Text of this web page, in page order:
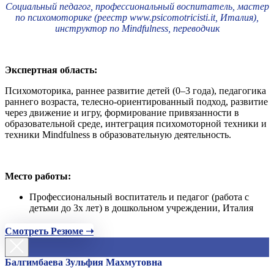
Социальный педагог, профессиональный воспитатель, мастер
по психомоторике (реестр www.psicomotricisti.it, Италия),
инструктор по Mindfulness, переводчик
Экспертная область:
Психомоторика, раннее развитие детей (0–3 года), педагогика
раннего возраста, телесно-ориентированный подход, развитие
через движение и игру, формирование привязанности в
образовательной среде, интеграция психомоторной техники и
техники Mindfulness в образовательную деятельность.
Место работы:
Профессиональный воспитатель и педагог (работа с
детьми до 3х лет) в дошкольном учреждении, Италия
Смотреть Резюме ➝
Балгимбаева Зульфия Махмутовна